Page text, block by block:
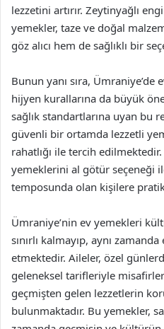
lezzetini artırır. Zeytinyağlı
yemekler, taze ve doğal
göz alıcı hem de sağlıklı bir
Bunun yanı sıra,
hijyen kurallarına da büyük
sağlık standartlarına uyan bu
güvenli bir ortamda lezzetli
rahatlığı ile tercih
yemeklerini al götür seçeneği
temposunda olan kişilere
Ümraniye’nin ev yemekleri
sınırlı kalmayıp, aynı
etmektedir. Aileler, özel
geleneksel tarifleriyle
geçmişten gelen lezzetlerin
bulunmaktadır. Bu yemekler,